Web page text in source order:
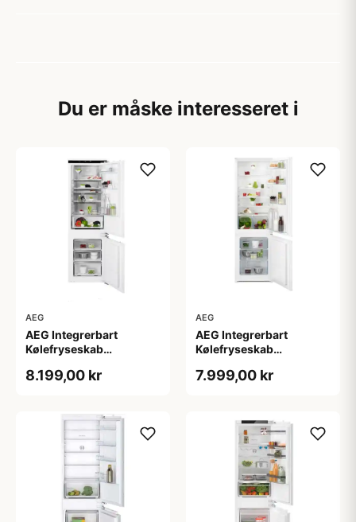
Du er måske interesseret i
AEG
AEG Integrerbart
Kølefryseskab
garanti
8.199,00 kr
AEG
AEG Integrerbart
Kølefryseskab
garanti
7.999,00 kr